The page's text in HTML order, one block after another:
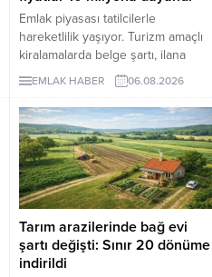
Emlak piyasası tatilcilerle
hareketlilik yaşıyor. Turizm amaçlı
kiralamalarda belge şartı, ilana
çıkan günlük kiralık mülk sayısını 7
binin altına düşürürken, fiyatlar da
yukarı çıktı. Akdeniz ve Ege’de
yazlıkların günlük kirası 6 bin lira
ile 75 bin lira arasında değişti.
Lüks villaların aylık kira tutarları 10
milyon liraya kadar yükseldi.
Sektör...
EMLAK HABER 06.08.2026
Tarım arazilerinde bağ evi
şartı değişti: Sınır 20 dönüme
indirildi